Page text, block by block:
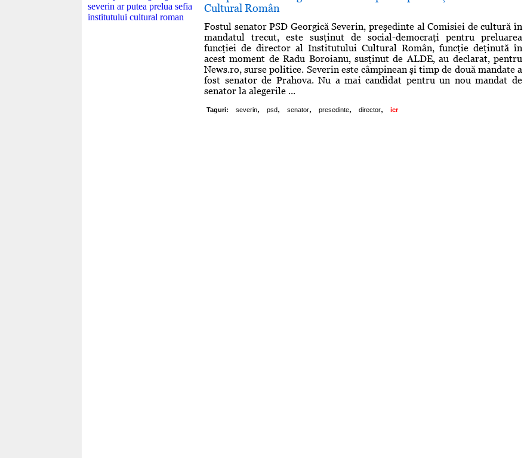
Cultural Român
Fostul senator PSD Georgică Severin, preşedinte al Comisiei de cultură în
mandatul trecut, este susţinut de social-democraţi pentru preluarea
funcţiei de director al Institutului Cultural Român, funcţie deţinută în
acest moment de Radu Boroianu, susţinut de ALDE, au declarat, pentru
News.ro, surse politice. Severin este câmpinean şi timp de două mandate a
fost senator de Prahova. Nu a mai candidat pentru un nou mandat de
senator la alegerile ...
Taguri: severin, psd, senator, presedinte, director, icr